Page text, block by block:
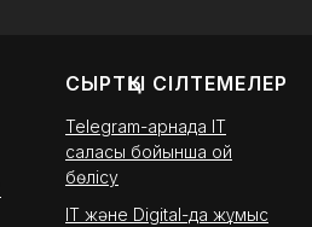
СЫРТҚЫ СІЛТЕМЕЛЕР
Telegram-арнада IT
саласы бойынша ой
бөлісу
IT және Digital-да жұмыс